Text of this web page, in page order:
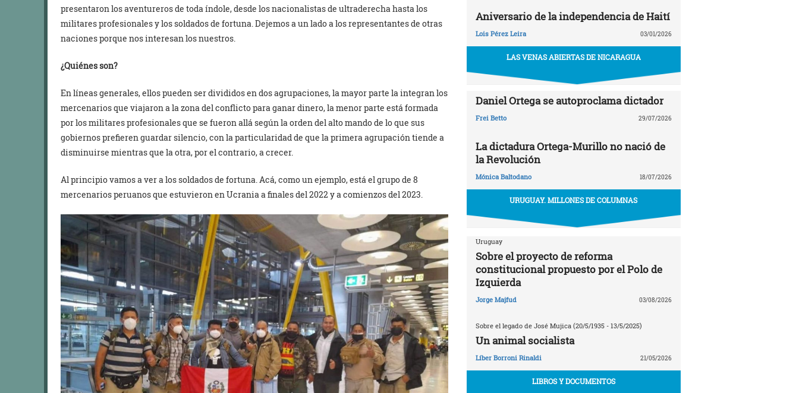
presentaron los aventureros de toda índole, desde los nacionalistas de ultraderecha hasta los
militares profesionales y los soldados de fortuna. Dejemos a un lado a los representantes de otras
naciones porque nos interesan los nuestros.
¿Quiénes son?
En líneas generales, ellos pueden ser divididos en dos agrupaciones, la mayor parte la integran los
mercenarios que viajaron a la zona del conflicto para ganar dinero, la menor parte está formada
por los militares profesionales que se fueron allá según la orden del alto mando de lo que sus
gobiernos prefieren guardar silencio, con la particularidad de que la primera agrupación tiende a
disminuirse mientras que la otra, por el contrario, a crecer.
Al principio vamos a ver a los soldados de fortuna. Acá, como un ejemplo, está el grupo de 8
mercenarios peruanos que estuvieron en Ucrania a finales del 2022 y a comienzos del 2023.
Aniversario de la independencia de Haití
Lois Pérez Leira 03/01/2026
LAS VENAS ABIERTAS DE NICARAGUA
Daniel Ortega se autoproclama dictador
Frei Betto 29/07/2026
La dictadura Ortega-Murillo no nació de
la Revolución
Mónica Baltodano 18/07/2026
URUGUAY. MILLONES DE COLUMNAS
Uruguay
Sobre el proyecto de reforma
constitucional propuesto por el Polo de
Izquierda
Jorge Majfud 03/08/2026
Sobre el legado de José Mujica (20/5/1935 - 13/5/2025)
Un animal socialista
Líber Borroni Rinaldi 21/05/2026
LIBROS Y DOCUMENTOS